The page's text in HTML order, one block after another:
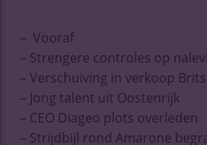
– Vooraf
– Strengere controles op
– Verschuiving in verkoop
– Jong talent uit Oostenrijk
– CEO Diageo plots overleden
– Strijdbijl rond Amarone